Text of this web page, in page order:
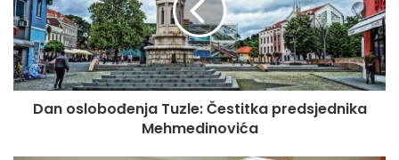
Dan oslobođenja Tuzle: Čestitka predsjednika
Mehmedinovića